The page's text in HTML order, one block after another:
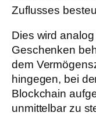
Zuflusses
Dies wird
Geschenken
dem
hingegen, bei
Blockchain
unmittelbar zu